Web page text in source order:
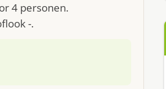
4 personen.
-.